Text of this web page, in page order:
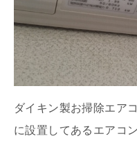
ダイキン製お掃除エア
に設置してあるエアコ